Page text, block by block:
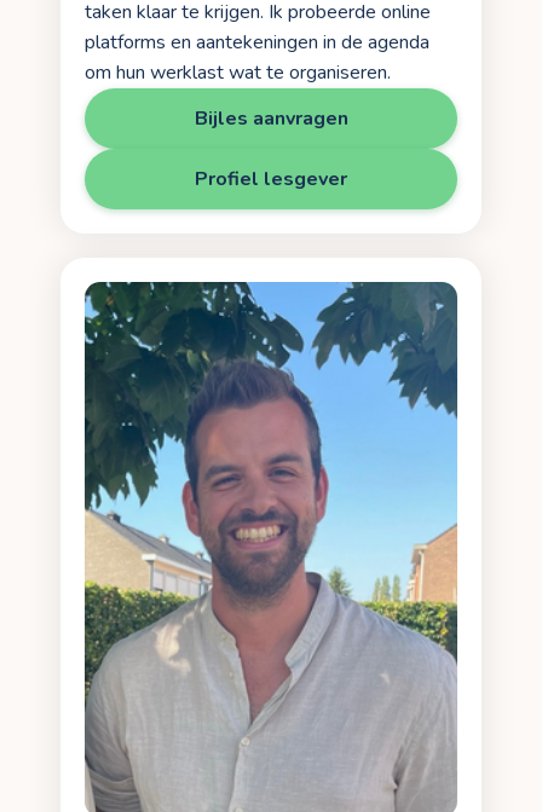
taken klaar te krijgen. Ik probeerde online
platforms en aantekeningen in de agenda
om hun werklast wat te organiseren.
Bijles aanvragen
Profiel lesgever